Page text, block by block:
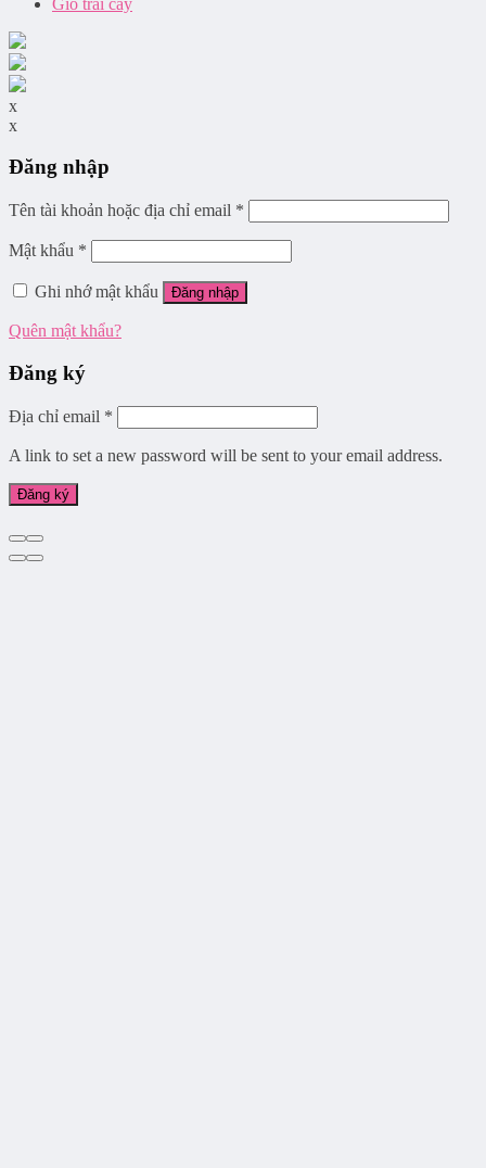
x
x
Đăng nhập
Tên tài khoản hoặc địa chỉ email *
Mật khẩu *
Ghi nhớ mật khẩu Đăng nhập
Quên mật khẩu?
Đăng ký
Địa chỉ email *
A link to set a new password will be sent to your email address.
Đăng ký